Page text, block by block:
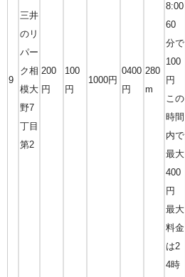
9
三井
のリ
パー
ク相
模大
野7
丁目
第2
200
円
100
円
1000円
0400
円
280
m
8:00
60
分で
100
円
この
時間
内で
最大
400
円
最大
料金
は2
4時